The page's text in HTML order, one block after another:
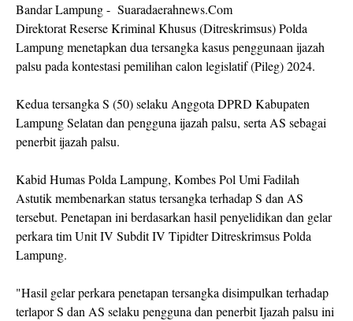
Bandar Lampung - Suaradaerahnews.Com
Direktorat Reserse Kriminal Khusus (Ditreskrimsus) Polda
Lampung menetapkan dua tersangka kasus penggunaan ijazah
palsu pada kontestasi pemilihan calon legislatif (Pileg) 2024.
Kedua tersangka S (50) selaku Anggota DPRD Kabupaten
Lampung Selatan dan pengguna ijazah palsu, serta AS sebagai
penerbit ijazah palsu.
Kabid Humas Polda Lampung, Kombes Pol Umi Fadilah
Astutik membenarkan status tersangka terhadap S dan AS
tersebut. Penetapan ini berdasarkan hasil penyelidikan dan gelar
perkara tim Unit IV Subdit IV Tipidter Ditreskrimsus Polda
Lampung.
"Hasil gelar perkara penetapan tersangka disimpulkan terhadap
terlapor S dan AS selaku pengguna dan penerbit Ijazah palsu ini